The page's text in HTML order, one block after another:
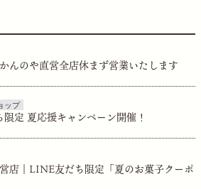
んのや直営全店休まず営業いたします
定 夏応援キャンペーン開催！
店｜LINE友だち限定「夏のお菓子クーポ